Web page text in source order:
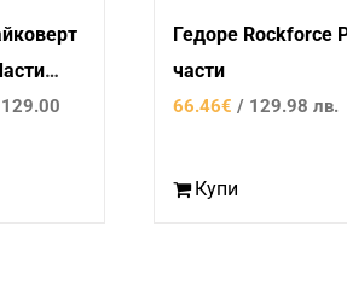
Гедоре Rockforce
части
66.46€ / 129.98 лв.
Купи